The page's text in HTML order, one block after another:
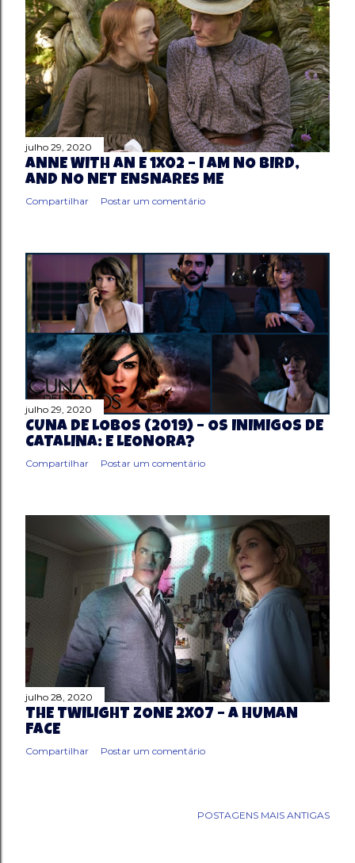
julho 29, 2020
ANNE WITH AN E 1X02 – I AM NO BIRD,
AND NO NET ENSNARES ME
Compartilhar Postar um comentário
julho 29, 2020
CUNA DE LOBOS (2019) – OS INIMIGOS DE
CATALINA: E LEONORA?
Compartilhar Postar um comentário
julho 28, 2020
THE TWILIGHT ZONE 2X07 – A HUMAN
FACE
Compartilhar Postar um comentário
POSTAGENS MAIS ANTIGAS